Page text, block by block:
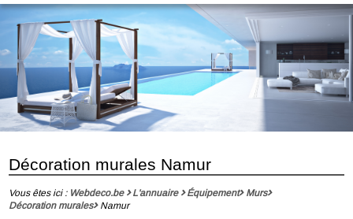
Décoration murales Namur
Vous êtes ici : Webdeco.be L'annuaire Équipement
Murs
Décoration murales
Namur